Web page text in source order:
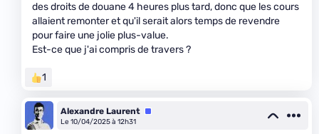
des droits de douane 4 heures plus tard, donc que les cours
allaient remonter et qu'il serait alors temps de revendre
pour faire une jolie plus-value.
Est-ce que j'ai compris de travers ?
1
Alexandre Laurent Équipe
Le 10/04/2025 à 12h31